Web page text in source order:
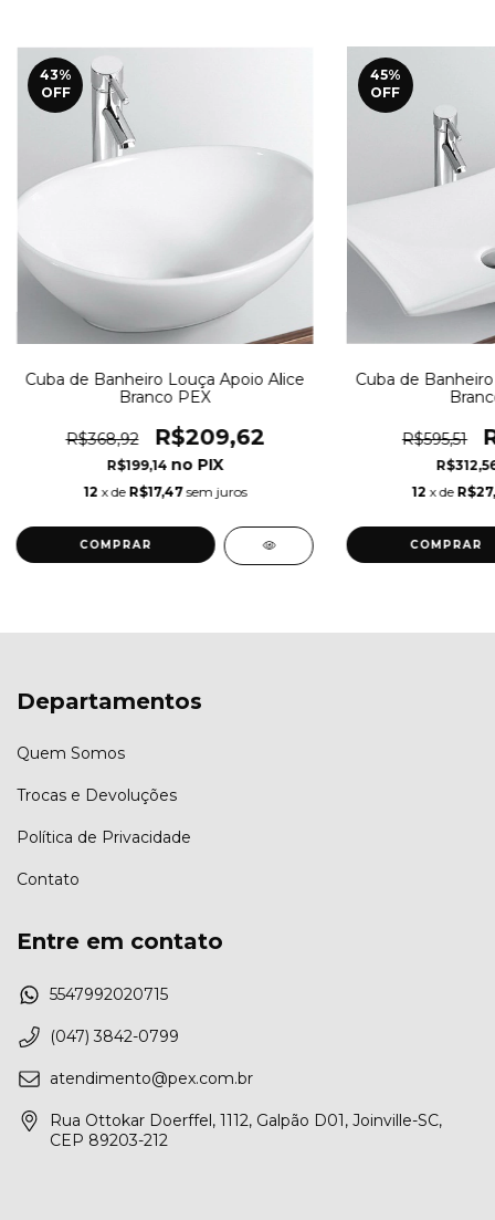
43%
OFF
Cuba de Banheiro Louça Apoio Alice
Branco PEX
R$368,92 R$209,62
R$199,14
12 x de R$17,47 sem juros
45%
OFF
Cuba de
R$595,51
12 x de
Departamentos
Quem Somos
Trocas e Devoluções
Política de Privacidade
Contato
Entre em contato
5547992020715
(047) 3842-0799
atendimento@pex.com.br
Rua Ottokar Doerffel, 1112, Galpão D01, Joinville-SC,
CEP 89203-212